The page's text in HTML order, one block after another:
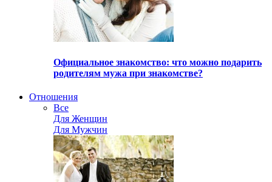
Официальное знакомство: что можно подарить
родителям мужа при знакомстве?
Отношения
Все
Для Женщин
Для Мужчин